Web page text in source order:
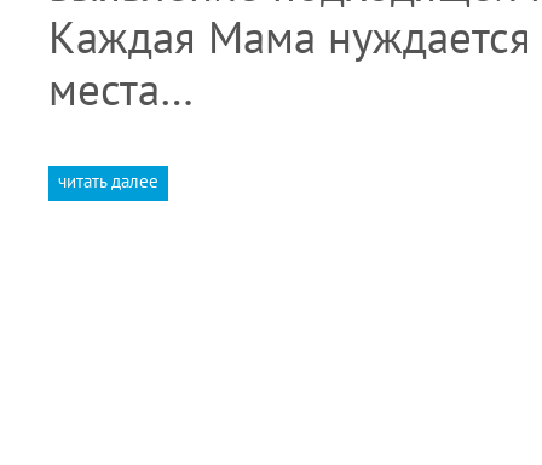
Каждая Мама
места…
читать далее